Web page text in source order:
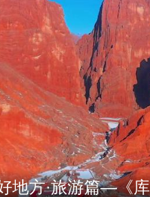
地方·旅游篇—《